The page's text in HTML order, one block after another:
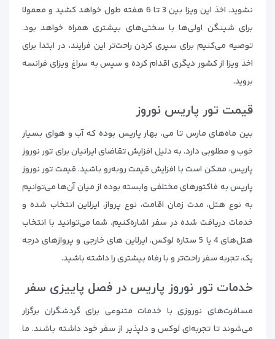
نشوید. اخذ این ویزا بین 3 تا 6 هفته طول خواهد کشید و معمولا
برای شینگن اولی‌ها با سختی‌های بیشتری همراه خواهد بود.
توصیه می‌کنیم برای سپری کردن راحت‌تر این فرایند، در ابتدا برای
اخذ ویزا از کشور دیگری اقدام کرده و سپس به سراغ ویزای فرانسه
بروید.
قیمت تور پاریس نوروز
بین ماه‌های مارس تا می، بهار پاریس بوده که آب و هوای بسیار
خوب و مطلوبی دارد. به دلیل افزایش تقاضای ایرانیان برای تور نوروز
پاریس، ممکن است با افزایش قیمت روبه‌رو باشید. قیمت تور نوروز
پاریس به فاکتورهای مختلفی وابسته بوده از میان آن‌ها می‌توانیم
به نوع هتل، مدت زمان اقامت، نوع پرواز، ایرلاین انتخاب شده و
خدمات دریافت شده در سفر اشاره‌کنیم. شما می‌توانید با انتخاب
هتل‌های 4 یا 5 ستاره لوکس، ایرلاین های خارجی و پروازهای درجه
یک، تجربه سفر راحت‌تر و با رفاه بیشتری را داشته باشید.
خدمات تور نوروز پاریس در فصل پاییزی سفر
مسافرت‌های نوروزی با خدمات متنوعی برای گردشگران برگزار
می‌شوند تا تجربه‌ای لوکس و دلپذیر از سفر خود داشته باشند. ما